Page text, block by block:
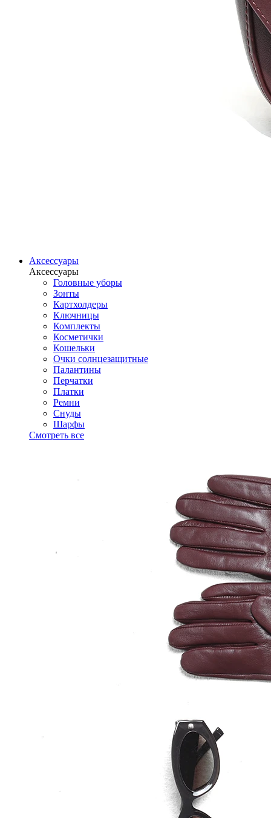
Аксессуары
Аксессуары
Головные уборы
Зонты
Картхолдеры
Ключницы
Комплекты
Косметички
Кошельки
Очки солнцезащитные
Палантины
Перчатки
Платки
Ремни
Снуды
Шарфы
Смотреть все